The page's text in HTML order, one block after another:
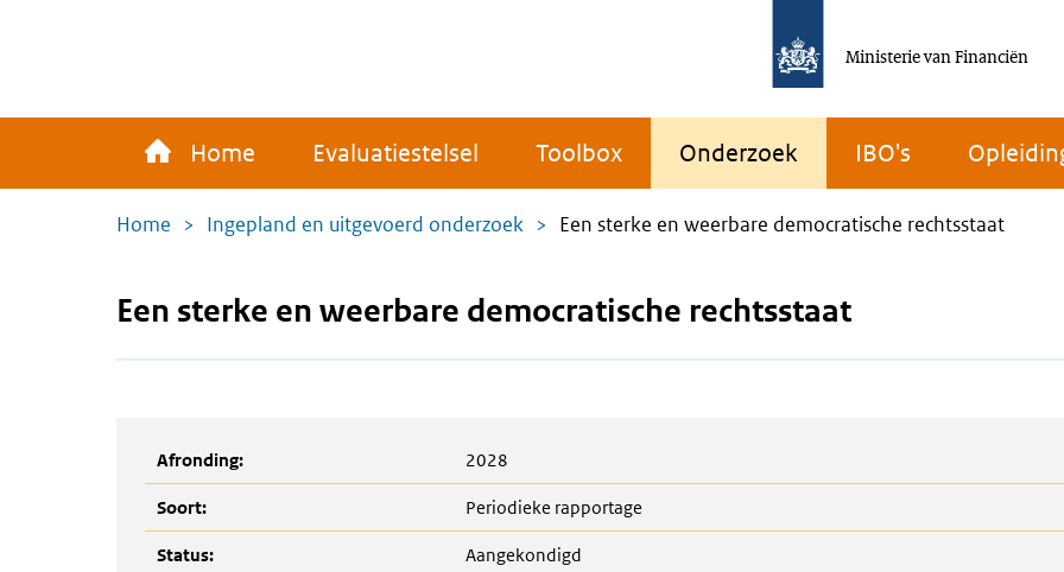
de
Ministerie van Financiën
Main
Home Evaluatiestelsel Toolbox Onderzoek IBO's
Kruimelpad
Home Ingepland en uitgevoerd onderzoek Een sterke en weerbare democratische rechtsstaat
Een sterke en weerbare democratische rechtsstaat
Afronding: 2028
Soort: Periodieke rapportage
Status: Aangekondigd